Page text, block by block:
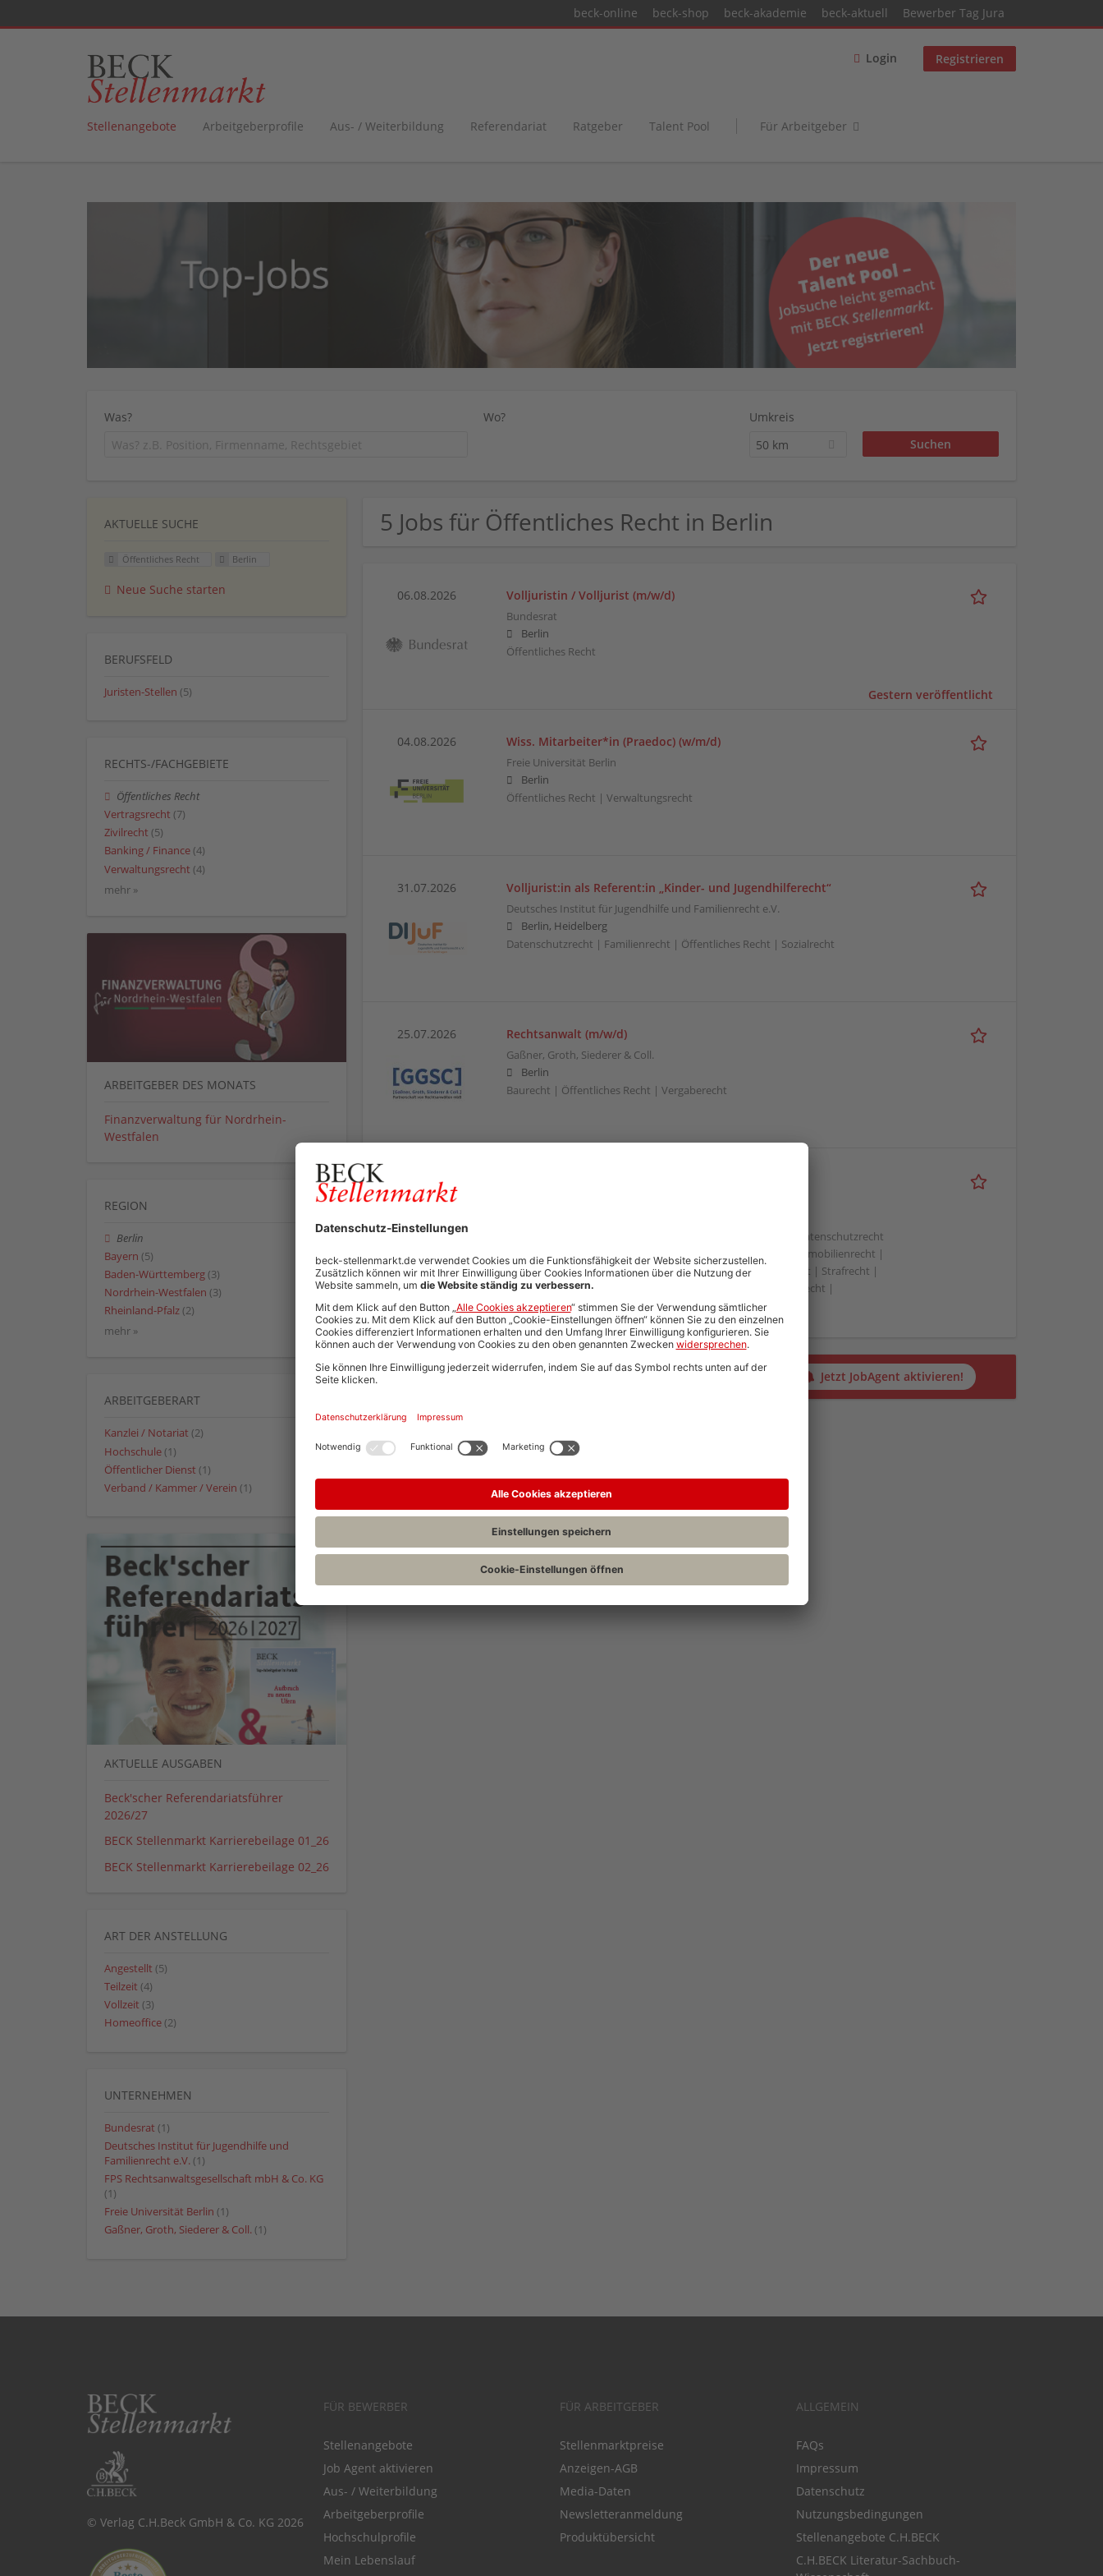
beck-online beck-shop beck-akademie beck-aktuell Bewerber Tag Jura
Login Registrieren
Stellenangebote Arbeitgeberprofile Aus- / Weiterbildung Referendariat Ratgeber Talent Pool Für Arbeitgeber
Was? Wo?
Umkreis
50 km
5 Jobs für Öffentliches Recht in Berlin
06.08.2026 Volljuristin / Volljurist (m/w/d)
Bundesrat
Berlin
Öffentliches Recht
Gestern veröffentlicht
04.08.2026 Wiss. Mitarbeiter*in (Praedoc) (w/m/d)
Freie Universität Berlin
Berlin
Öffentliches Recht | Verwaltungsrecht
31.07.2026 Volljurist:in als Referent:in „Kinder- und Jugendhilferecht“
Deutsches Institut für Jugendhilfe und Familienrecht e.V.
Berlin, Heidelberg
Datenschutzrecht | Familienrecht | Öffentliches Recht | Sozialrecht
25.07.2026 Rechtsanwalt (m/w/d)
Gaßner, Groth, Siederer & Coll.
Berlin
Baurecht | Öffentliches Recht | Vergaberecht
03.08.2026
Arbeitsrecht | Banking / Finance | Baurecht | Compliance | Datenschutzrecht
| Erbrecht | Familienrecht | Gesellschaftsrecht | IT-Recht | Immobilienrecht |
Insolvenzrecht | Öffentliches Recht | Sozialrecht | Steuerrecht | Strafrecht |
Vergaberecht | Verkehrsrecht | Vertragsrecht | Verwaltungsrecht |
Wirtschaftsrecht (allgemein) | Zivilrecht
Automatisch neue Jobs und Karriere-Updates per E-Mail erhalten? Jetzt JobAgent aktivieren!
AKTUELLE SUCHE
Öffentliches Recht Berlin
Neue Suche starten
BERUFSFELD
Juristen-Stellen (5)
RECHTS-/FACHGEBIETE
Öffentliches Recht
Vertragsrecht (7)
Zivilrecht (5)
Banking / Finance (4)
Verwaltungsrecht (4)
mehr »
ARBEITGEBER DES MONATS
Finanzverwaltung für Nordrhein-
Westfalen
REGION
Berlin
Bayern (5)
Baden-Württemberg (3)
Nordrhein-Westfalen (3)
Rheinland-Pfalz (2)
mehr »
ARBEITGEBERART
Kanzlei / Notariat (2)
Hochschule (1)
Öffentlicher Dienst (1)
Verband / Kammer / Verein (1)
AKTUELLE AUSGABEN
Beck'scher Referendariatsführer
2026/27
BECK Stellenmarkt Karrierebeilage 01_26
BECK Stellenmarkt Karrierebeilage 02_26
ART DER ANSTELLUNG
Angestellt (5)
Teilzeit (4)
Vollzeit (3)
Homeoffice (2)
UNTERNEHMEN
Bundesrat (1)
Deutsches Institut für Jugendhilfe und
Familienrecht e.V. (1)
FPS Rechtsanwaltsgesellschaft mbH & Co. KG
(1)
Freie Universität Berlin (1)
Gaßner, Groth, Siederer & Coll. (1)
© Verlag C.H.Beck GmbH & Co. KG 2026
FÜR BEWERBER
Stellenangebote
Job Agent aktivieren
Aus- / Weiterbildung
Arbeitgeberprofile
Hochschulprofile
Mein Lebenslauf
FÜR ARBEITGEBER
Stellenmarktpreise
Anzeigen-AGB
Media-Daten
Newsletteranmeldung
Produktübersicht
ALLGEMEIN
FAQs
Impressum
Datenschutz
Nutzungsbedingungen
Stellenangebote C.H.BECK
C.H.BECK Literatur-Sachbuch-